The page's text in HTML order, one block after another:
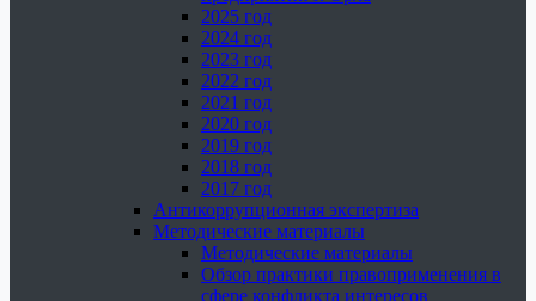
2025 год
2024 год
2023 год
2022 год
2021 год
2020 год
2019 год
2018 год
2017 год
Антикоррупционная экспертиза
Методические материалы
Методические материалы
Обзор практики правоприменения в
сфере конфликта интересов